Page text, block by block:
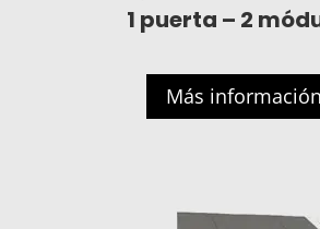
1 puerta – 2
Más información